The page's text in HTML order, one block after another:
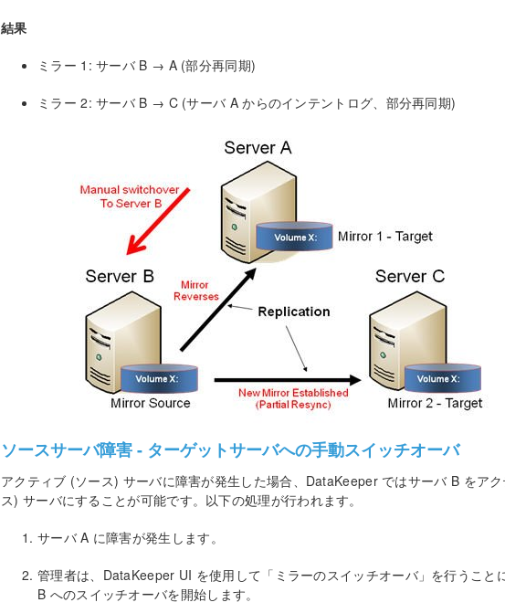
結果
ミラー 1: サーバ B → A (部分再同期)
ミラー 2: サーバ B → C (サーバ A からのインテントログ、部分再同期)
ソースサーバ障害 - ターゲットサーバへの手動スイッチオーバ
アクティブ (ソース) サーバに障害が発生した場合、DataKeeper ではサーバ B をア
ス) サーバにすることが可能です。以下の処理が行われます。
サーバ A に障害が発生します。
管理者は、DataKeeper UI を使用して「ミラーのスイッチオーバ」を行うこと
B へのスイッチオーバを開始します。